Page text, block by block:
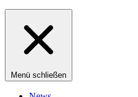
Menü schließen